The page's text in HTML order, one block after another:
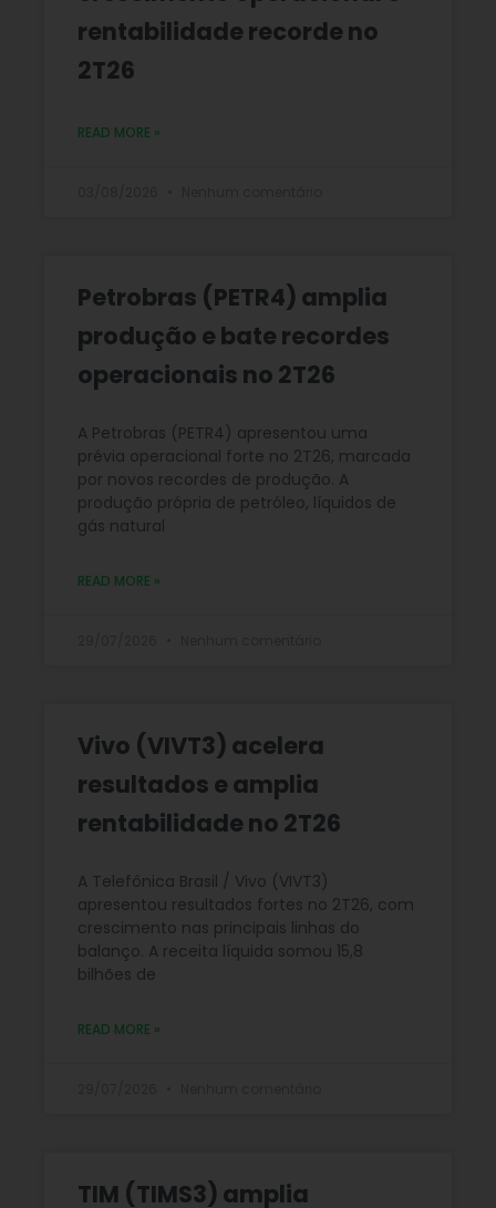
rentabilidade recorde no
2T26
READ MORE »
Petrobras (PETR4) amplia
produção e bate recordes
operacionais no 2T26
A Petrobras (PETR4) apresentou uma
prévia operacional forte no 2T26, marcada
por novos recordes de produção. A
produção própria de petróleo, líquidos de
gás natural
READ MORE »
Vivo (VIVT3) acelera
resultados e amplia
rentabilidade no 2T26
A Telefônica Brasil / Vivo (VIVT3)
apresentou resultados fortes no 2T26, com
crescimento nas principais linhas do
balanço. A receita líquida somou 15,8
bilhões de
READ MORE »
TIM (TIMS3) amplia